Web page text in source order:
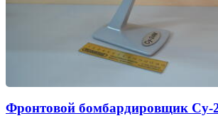
Фронтовой бомбардировщик